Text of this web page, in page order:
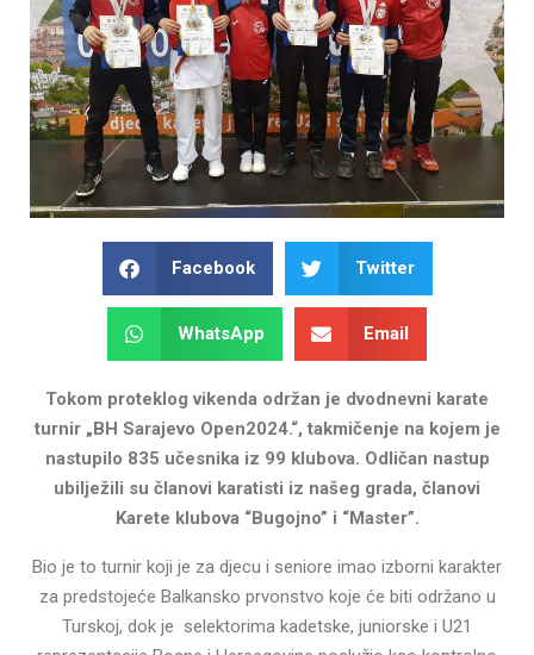
Facebook Twitter
WhatsApp Email
Tokom proteklog vikenda održan je dvodnevni karate
turnir „BH Sarajevo Open2024.“, takmičenje na kojem je
nastupilo 835 učesnika iz 99 klubova. Odličan nastup
ubilježili su članovi karatisti iz našeg grada, članovi
Karete klubova “Bugojno” i “Master”.
Bio je to turnir koji je za djecu i seniore imao izborni karakter
za predstojeće Balkansko prvonstvo koje će biti održano u
Turskoj, dok je selektorima kadetske, juniorske i U21